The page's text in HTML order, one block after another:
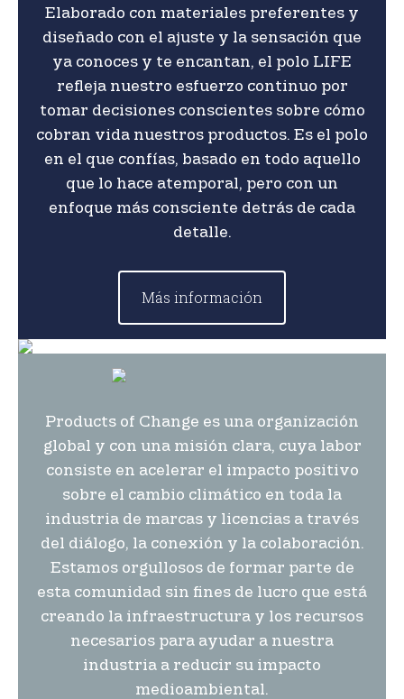
Elaborado con materiales preferentes y
diseñado con el ajuste y la sensación que
ya conoces y te encantan, el polo LIFE
refleja nuestro esfuerzo continuo por
tomar decisiones conscientes sobre cómo
cobran vida nuestros productos. Es el polo
en el que confías, basado en todo aquello
que lo hace atemporal, pero con un
enfoque más consciente detrás de cada
detalle.
Más información
Products of Change es una organización
global y con una misión clara, cuya labor
consiste en acelerar el impacto positivo
sobre el cambio climático en toda la
industria de marcas y licencias a través
del diálogo, la conexión y la colaboración.
Estamos orgullosos de formar parte de
esta comunidad sin fines de lucro que está
creando la infraestructura y los recursos
necesarios para ayudar a nuestra
industria a reducir su impacto
medioambiental.